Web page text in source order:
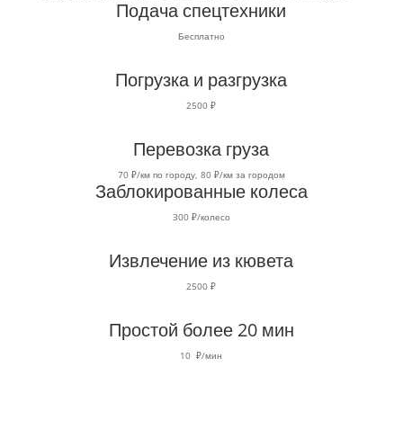
Подача спецтехники
Бесплатно
Погрузка и разгрузка
2500 ₽
Перевозка груза
70 ₽/км по городу, 80 ₽/км за городом
Заблокированные колеса
300 ₽/колесо
Извлечение из кювета
2500 ₽
Простой более 20 мин
10 ₽/мин